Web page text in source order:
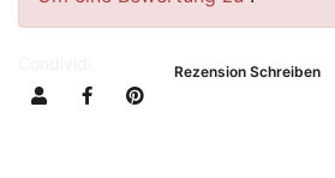
Rezension Schreiben